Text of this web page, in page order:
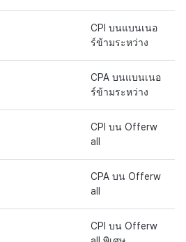
CPI บนแบนเนอ
ร์ข้ามระหว่าง
CPA บนแบนเนอ
ร์ข้ามระหว่าง
CPI บน Offerw
all
CPA บน Offerw
all
CPI บน Offerw